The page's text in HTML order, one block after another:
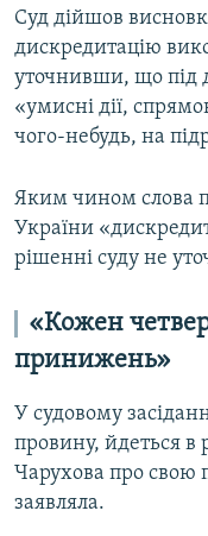
Суд дійшов
дискредитацію
уточнивши, що під
«умисні дії,
чого-небудь, на
Яким чином слова
України
рішенні суду не
«Кожен
принижень»
У судовому
провину, йдеться в
Чарухова про свою
заявляла.